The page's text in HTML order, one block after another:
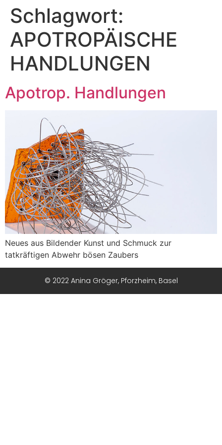
Schlagwort:
APOTROPÄISCHE
HANDLUNGEN
Apotrop. Handlungen
Neues aus Bildender Kunst und Schmuck zur
tatkräftigen Abwehr bösen Zaubers
© 2022 Anina Gröger, Pforzheim, Basel